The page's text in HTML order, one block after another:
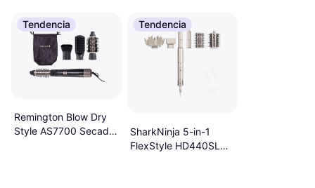
Tendencia
Remington Blow Dry
Style AS7700 Secador
Tendencia
SharkNinja 5-in-1
FlexStyle HD440SL